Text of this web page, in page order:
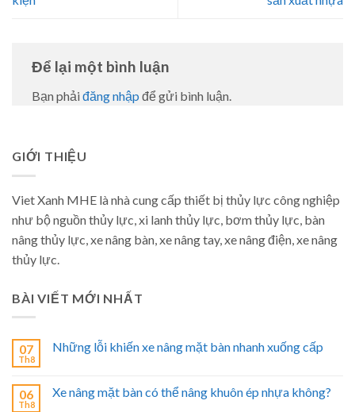
Để lại một bình luận
Bạn phải đăng nhập để gửi bình luận.
GIỚI THIỆU
Viet Xanh MHE là nhà cung cấp thiết bị thủy lực công nghiệp
như bộ nguồn thủy lực, xi lanh thủy lực, bơm thủy lực, bàn
nâng thủy lực, xe nâng bàn, xe nâng tay, xe nâng điện, xe nâng
thủy lực.
BÀI VIẾT MỚI NHẤT
07
Th8
Những lỗi khiến xe nâng mặt bàn nhanh xuống cấp
06
Th8
Xe nâng mặt bàn có thể nâng khuôn ép nhựa không?